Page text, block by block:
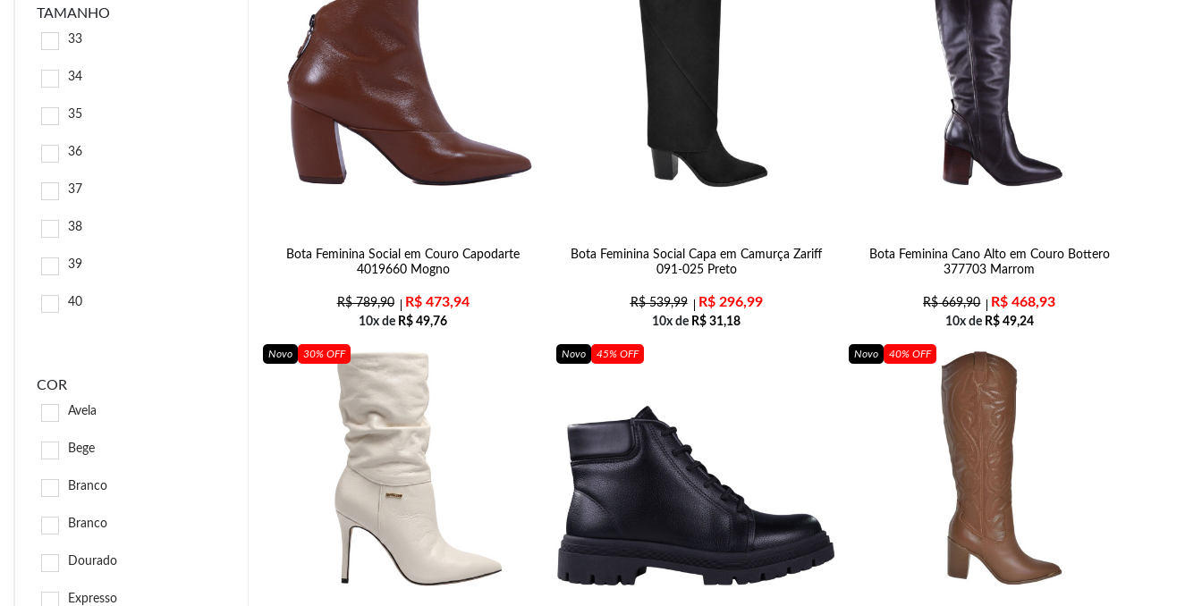
TAMANHO
33
34
35
36
37
38
39
40
COR
Avela
Bege
Branco
Branco
Dourado
Expresso
Bota Feminina Social em Couro Capodarte
4019660 Mogno
R$789,90 R$473,94
10x de R$ 49,76
Bota Feminina Social Capa em Camurça Zariff
091-025 Preto
R$539,99 R$296,99
10x de R$ 31,18
Bota Feminina Cano Alto em Couro Bottero
377703 Marrom
R$669,90 R$ 468,93
10x de R$49,24
Novo 30% OFF Novo 45% OFF Novo 40% OFF